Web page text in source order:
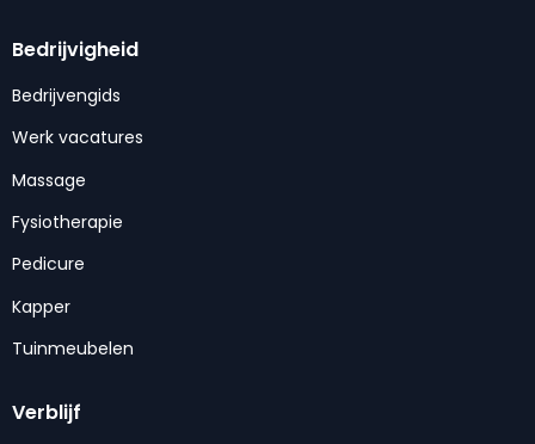
Bedrijvigheid
Bedrijvengids
Werk vacatures
Massage
Fysiotherapie
Pedicure
Kapper
Tuinmeubelen
Verblijf